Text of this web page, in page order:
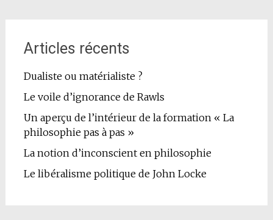
Articles récents
Dualiste ou matérialiste ?
Le voile d’ignorance de Rawls
Un aperçu de l’intérieur de la formation « La
philosophie pas à pas »
La notion d’inconscient en philosophie
Le libéralisme politique de John Locke